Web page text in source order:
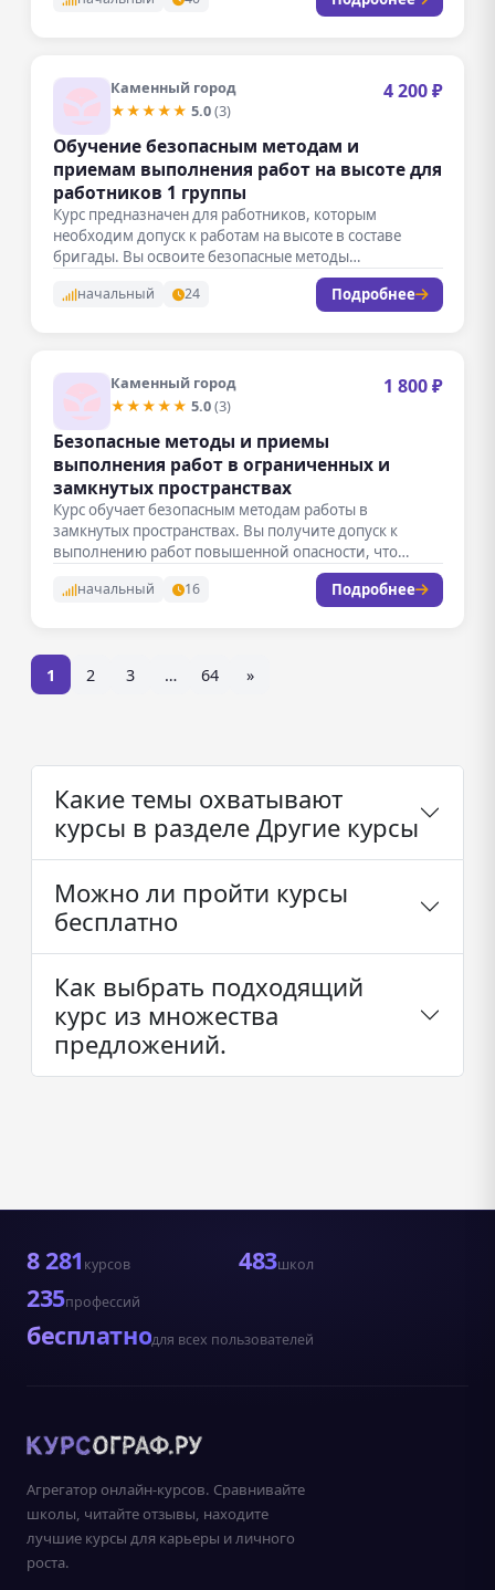
Каменный город
★★★★★ 5.0(3)
4 200 ₽
Обучение безопасным методам и
приемам выполнения работ на высоте для
работников 1 группы
Курс предназначен для работников, которым
необходим допуск к работам на высоте в составе
бригады. Вы освоите безопасные методы…
начальный 24 Подробнее
Каменный город
★★★★★ 5.0(3)
1 800 ₽
Безопасные методы и приемы
выполнения работ в ограниченных и
замкнутых пространствах
Курс обучает безопасным методам работы в
замкнутых пространствах. Вы получите допуск к
выполнению работ повышенной опасности, что
начальный 16 Подробнее
1 2 3 … 64 »
Какие темы охватывают
курсы в разделе Другие курсы
Можно ли пройти курсы
бесплатно
Как выбрать подходящий
курс из множества
предложений.
8 281 курсов 483школ
235профессий
бесплатнодля всех пользователей
Агрегатор онлайн-курсов. Сравнивайте
школы, читайте отзывы, находите
лучшие курсы для карьеры и личного
роста.